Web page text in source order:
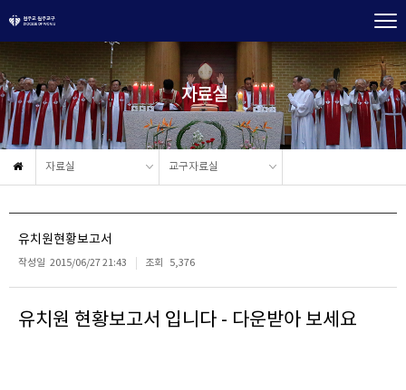
자료실
자료실 교구자료실
유치원현황보고서
작성일 2015/06/27 21:43 조회 5,376
유치원 현황보고서 입니다 - 다운받아 보세요